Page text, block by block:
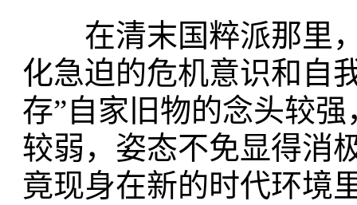
在清末国粹派那里，
化急迫的危机意识和自
存”自家旧物的念头较
较弱，姿态不免显得消
竟现身在新的时代环境